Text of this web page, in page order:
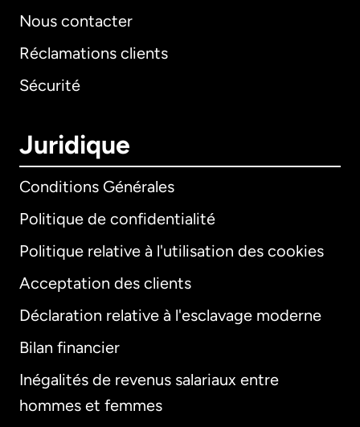
Nous contacter
Réclamations clients
Sécurité
Juridique
Conditions Générales
Politique de confidentialité
Politique relative à l'utilisation des cookies
Acceptation des clients
Déclaration relative à l'esclavage moderne
Bilan financier
Inégalités de revenus salariaux entre
hommes et femmes
International